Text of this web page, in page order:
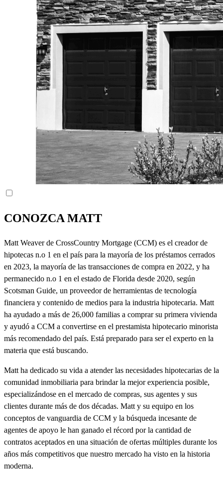
CONOZCAMATT
Matt Weaver de CrossCountry Mortgage (CCM) es el creador de
hipotecas n.o 1 en el país para la mayoría de los préstamos cerrados
en 2023, la mayoría de las transacciones de compra en 2022, y ha
permanecido n.o 1 en el estado de Florida desde 2020, según
Scotsman Guide, un proveedor de herramientas de tecnología
financiera y contenido de medios para la industria hipotecaria. Matt
ha ayudado a más de 26,000 familias a comprar su primera vivienda
y ayudó a CCM a convertirse en el prestamista hipotecario minorista
más recomendado del país. Está preparado para ser el experto en la
materia que está buscando.
Matt ha dedicado su vida a atender las necesidades hipotecarias de la
comunidad inmobiliaria para brindar la mejor experiencia posible,
especializándose en el mercado de compras, sus agentes y sus
clientes durante más de dos décadas. Matt y su equipo en los
conceptos de vanguardia de CCM y la búsqueda incesante de
agentes de apoyo le han ganado el récord por la cantidad de
contratos aceptados en una situación de ofertas múltiples durante los
años más competitivos que nuestro mercado ha visto en la historia
moderna.